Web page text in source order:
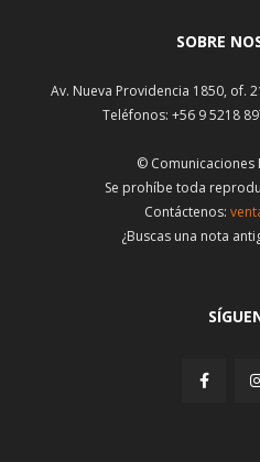
SOBRE
Av. Nueva Providencia 1850, of.
Teléfonos: +56 9 5218
© Comunicaciones
Se prohíbe toda
Contáctenos:
¿Buscas una nota